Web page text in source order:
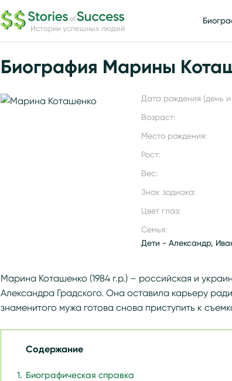
Истории успешных людей
Биография Марины
Дата рождения (день и
Возраст:
Место рождения:
Рост:
Вес:
Знак зодиака:
Цвет глаз:
Семья:
Дети - Александр,
Марина Коташенко (1984 г.р.) – российская и
Александра Градского. Она оставила карьеру
знаменитого мужа готова снова приступить к
Содержание
Биографическая справка